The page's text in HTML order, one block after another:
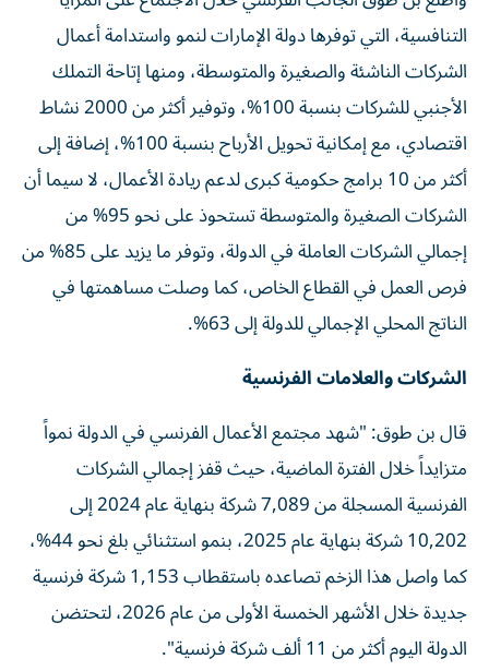
التنافسية، التي توفرها دولة الإمارات لنمو واستدامة أعمال
الشركات الناشئة والصغيرة والمتوسطة، ومنها إتاحة التملك
الأجنبي للشركات بنسبة 100%، وتوفير أكثر من 2000 نشاط
اقتصادي، مع إمكانية تحويل الأرباح بنسبة 100%، إضافة إلى
أكثر من 10 برامج حكومية كبرى لدعم ريادة الأعمال، لا سيما أن
الشركات الصغيرة والمتوسطة تستحوذ على نحو 95% من
إجمالي الشركات العاملة في الدولة، وتوفر ما يزيد على 85% من
فرص العمل في القطاع الخاص، كما وصلت مساهمتها في
الناتج المحلي الإجمالي للدولة إلى 63%.
الشركات والعلامات الفرنسية
قال بن طوق: "شهد مجتمع الأعمال الفرنسي في الدولة نمواً
متزايداً خلال الفترة الماضية، حيث قفز إجمالي الشركات
الفرنسية المسجلة من 7,089 شركة بنهاية عام 2024 إلى
10,202 شركة بنهاية عام 2025، بنمو استثنائي بلغ نحو 44%،
كما واصل هذا الزخم تصاعده باستقطاب 1,153 شركة فرنسية
جديدة خلال الأشهر الخمسة الأولى من عام 2026، لتحتضن
الدولة اليوم أكثر من 11 ألف شركة فرنسية".